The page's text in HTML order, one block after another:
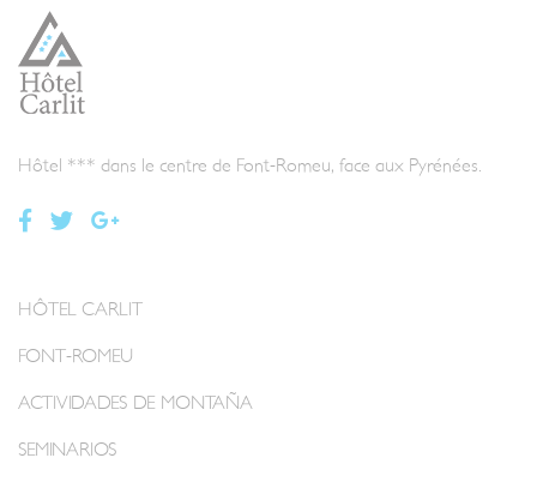
Hôtel *** dans le centre de Font-Romeu, face aux Pyrénées.
HÔTEL CARLIT
FONT-ROMEU
ACTIVIDADES DE MONTAÑA
SEMINARIOS